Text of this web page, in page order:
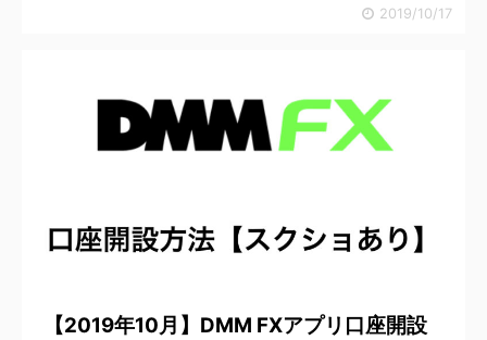
2019/10/17
【2019年10月】DMM FXアプリ口座開設